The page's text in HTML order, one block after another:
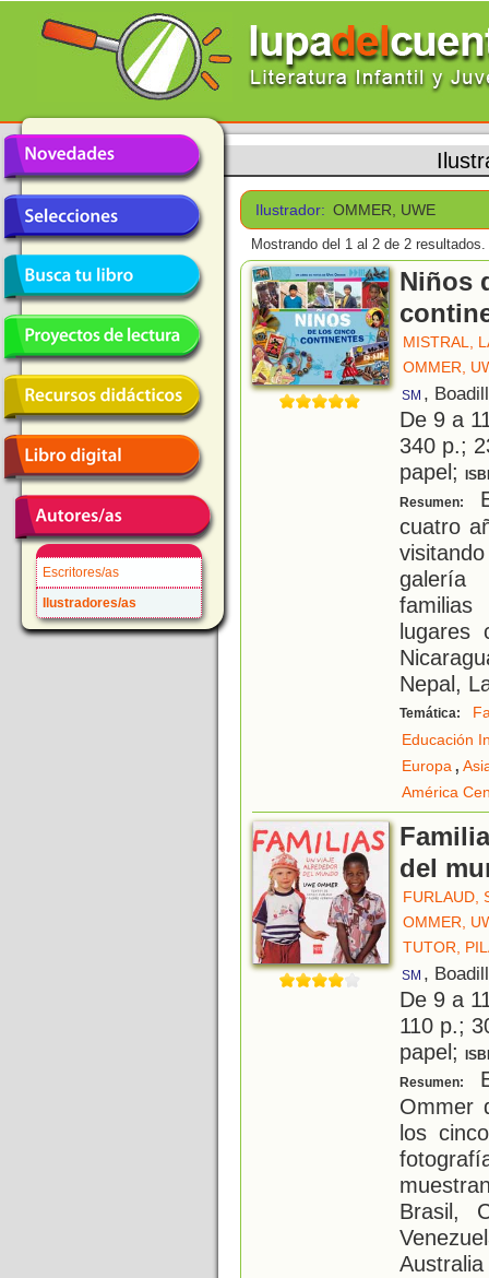
Escritores/as
Ilustradores/as
Ilustrador: OMMER, UWE
Mostrando del 1 al 2 de 2 resultados.
Niños
MISTRAL,
OMMER,
SM ,
De 9 a
340 p.;
papel;
Resumen:
cuatro
galería
lugares
Nepal,
Temática:
Educación
Europa,
América
del
FURLAUD,
OMMER,
TUTOR,
SM ,
De 9 a
110 p.;
papel;
Resumen:
Ommer
los
Brasil,
Australia